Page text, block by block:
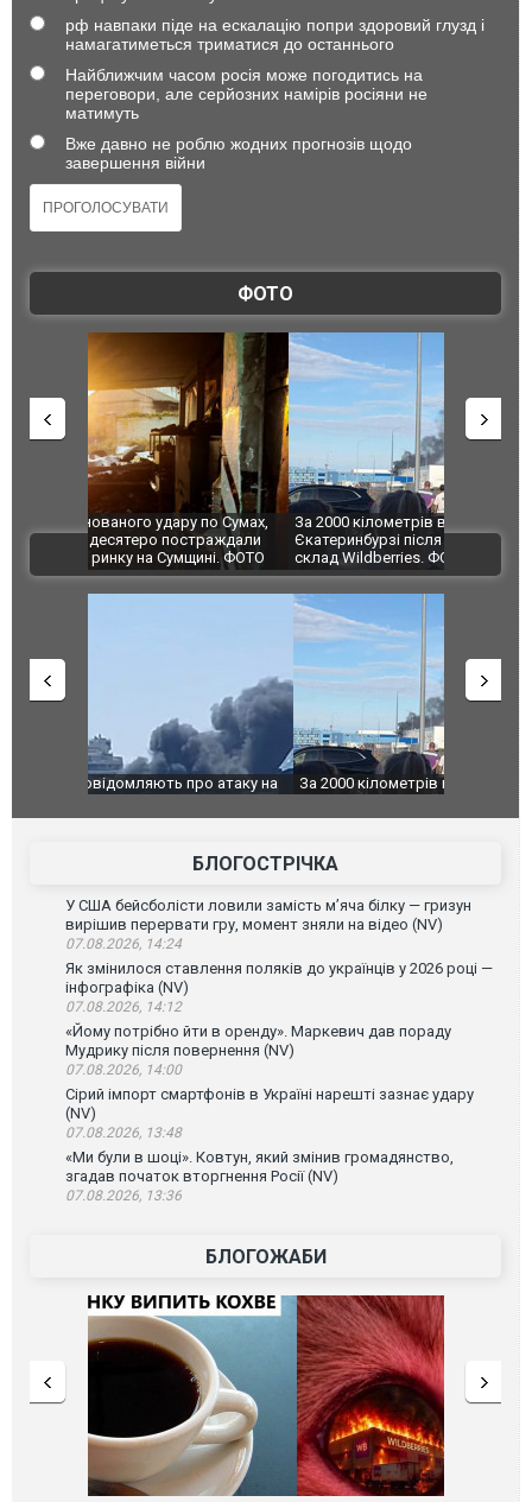
рф навпаки піде на ескалацію попри здоровий глузд і
намагатиметься триматися до останнього
Найближчим часом росія може погодитись на
переговори, але серйозних намірів росіяни не
матимуть
Вже давно не роблю жодних прогнозів щодо
завершення війни
ФОТО
За 2000 кілометрів від кордону з Україною: в
Єкатеринбурзі після атаки дронів загорівся
склад Wildberries. ФОТО. ВІДЕО
"Мої
ВІДЕО
За 2000 кілометрів від кордону з Україною: в
склад Wildberries. ФОТО. ВІДЕО
В
БЛОГОСТРІЧКА
У США бейсболісти ловили замість м’яча білку — гризун
вирішив перервати гру, момент зняли на відео (NV)
07.08.2026, 14:24
Як змінилося ставлення поляків до українців у 2026 році —
інфографіка (NV)
07.08.2026, 14:12
«Йому потрібно йти в оренду». Маркевич дав пораду
Мудрику після повернення (NV)
07.08.2026, 14:00
Сірий імпорт смартфонів в Україні нарешті зазнає удару
(NV)
07.08.2026, 13:48
«Ми були в шоці». Ковтун, який змінив громадянство,
згадав початок вторгнення Росії (NV)
07.08.2026, 13:36
БЛОГОЖАБИ